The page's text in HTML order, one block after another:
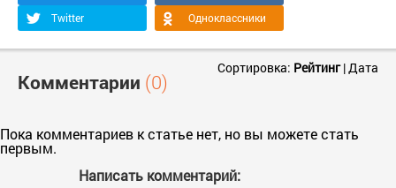
Twitter
Одноклассники
Комментарии (0)
Сортировка: Рейтинг| Дата
Пока комментариев к статье нет, но вы можете стать
первым.
Написать комментарий: